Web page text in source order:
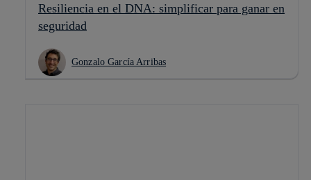
Resiliencia en el DNA: simplificar para ganar en
seguridad
Gonzalo García Arribas